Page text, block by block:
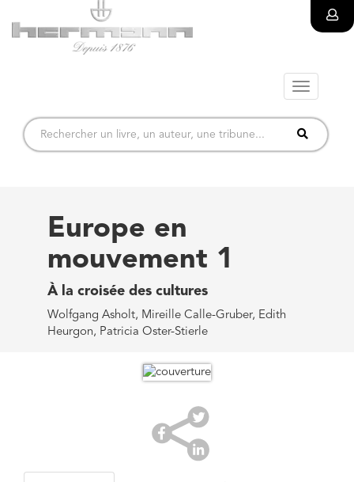
Toggle
Europe en
mouvement 1
À la croisée des cultures
Wolfgang Asholt, Mireille Calle-Gruber, Edith
Heurgon, Patricia Oster-Stierle